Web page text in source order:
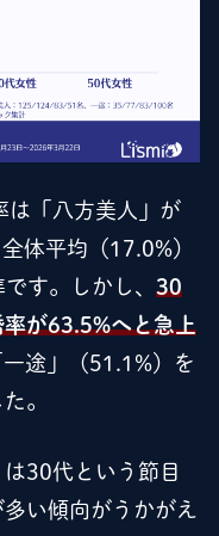
は「八方美人」が
体平均（17.0%）
す。しかし、 30
が63.5%へと急上
途」（51.1%）を
。
30代という節目
い傾向がうかがえ